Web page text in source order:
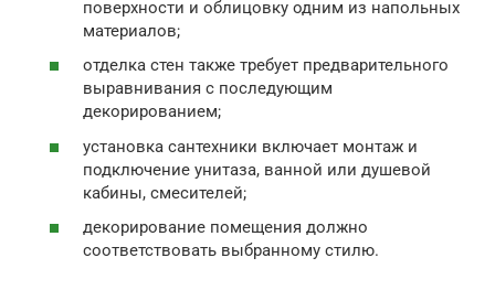
поверхности и облицовку одним из напольных
материалов;
отделка стен также требует предварительного
выравнивания с последующим
декорированием;
установка сантехники включает монтаж и
подключение унитаза, ванной или душевой
кабины, смесителей;
декорирование помещения должно
соответствовать выбранному стилю.